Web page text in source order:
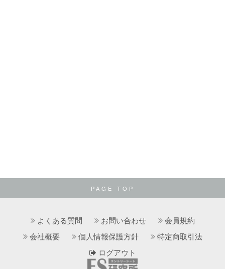
PAGE TOP
よくある質問 お問い合わせ
会員規約
会社概要
個人情報保護方針
特定商取引法
ログアウト